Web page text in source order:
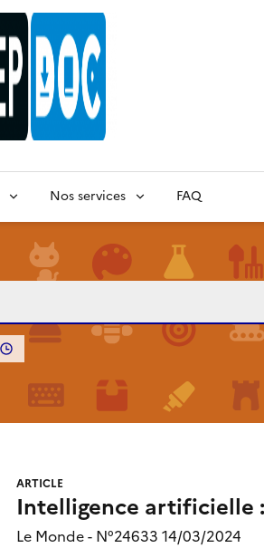
Nos services FAQ
ARTICLE
Intelligence artificielle
Le Monde - N°24633 14/03/2024